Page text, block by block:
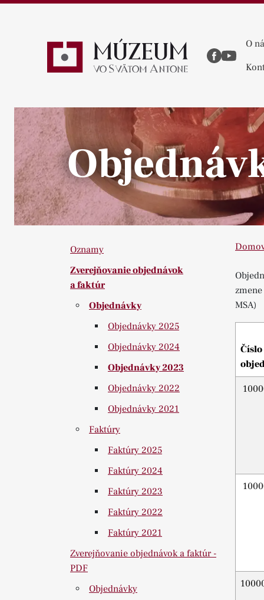
O
Oznamy
Zverejňovanie objednávok
a faktúr
Objednávky
Objednávky 2025
Objednávky 2024
Objednávky 2023
Objednávky 2022
Objednávky 2021
Faktúry
Faktúry 2025
Faktúry 2024
Faktúry 2023
Faktúry 2022
Faktúry 2021
Zverejňovanie objednávok a faktúr -
PDF
Objednávky
MSA)
Číslo